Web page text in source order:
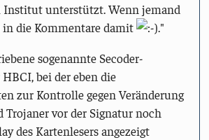
Institut unterstützt. Wenn jemand
die Kommentare damit
."
sogenannte Secoder-
bei der eben die
zur Kontrolle gegen Veränderung
vor der Signatur noch
des Kartenlesers angezeigt